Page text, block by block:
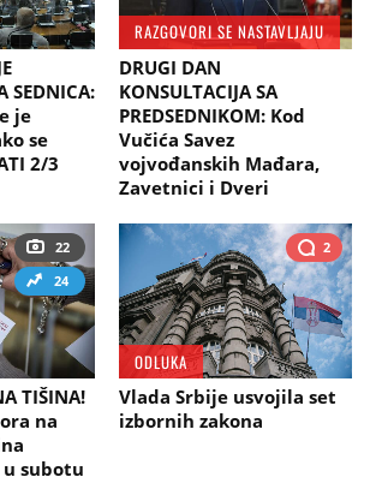
SEDNICA:
je
se
2/3
RAZGOVORI SE NASTAVLJAJU
DRUGI DAN
KONSULTACIJA SA
PREDSEDNIKOM: Kod
Vučića Savez
vojvođanskih Mađara,
Zavetnici i Dveri
22
24
TIŠINA!
na
subotu
2
ODLUKA
Vlada Srbije usvojila set
izbornih zakona